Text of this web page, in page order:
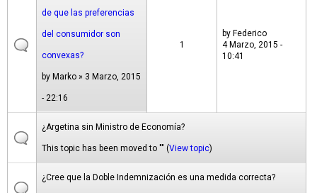
de que las preferencias
del consumidor son
convexas?
by Marko » 3 Marzo, 2015
- 22:16
1
by Federico
4 Marzo, 2015 -
10:41
¿Argetina sin Ministro de Economía?
This topic has been moved to "" (View topic)
¿Cree que la Doble Indemnización es una medida correcta?